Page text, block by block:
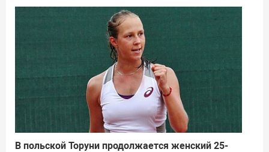
В польской Торуни продолжается женский 25-